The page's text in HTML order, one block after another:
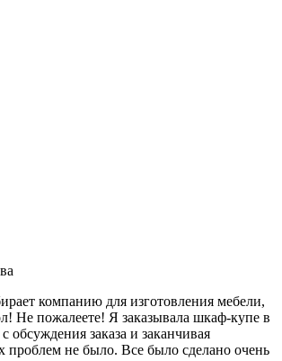
компанию для изготовления мебели,
Не пожалеете! Я заказывала шкаф-купе в
обсуждения заказа и заканчивая
проблем не было. Все было сделано очень